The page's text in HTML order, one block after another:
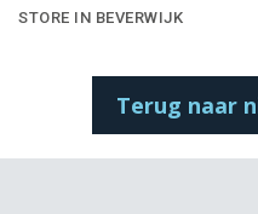
STORE IN BEVERWIJK
Terug naar